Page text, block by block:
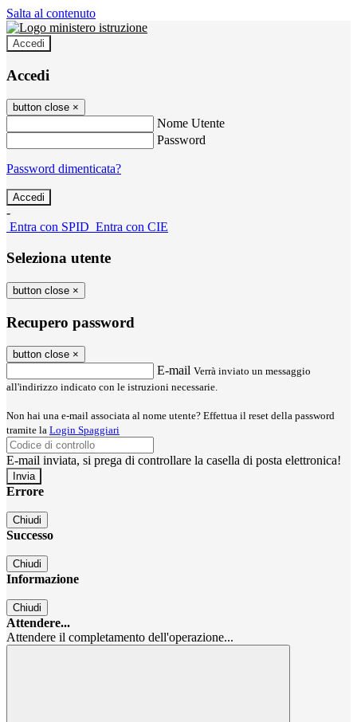
Salta al contenuto
Accedi
Accedi
button close ×
Nome Utente
Password
Password dimenticata?
-
Entra con SPID Entra con CIE
Seleziona utente
button close ×
Recupero password
button close ×
E-mail Verrà inviato un messaggio
all'indirizzo indicato con le istruzioni necessarie.
Non hai una e-mail associata al nome utente? Effettua il reset della password
tramite la Login Spaggiari
E-mail inviata, si prega di controllare la casella di posta elettronica!
Errore
Chiudi
Successo
Chiudi
Informazione
Chiudi
Attendere...
Attendere il completamento dell'operazione...